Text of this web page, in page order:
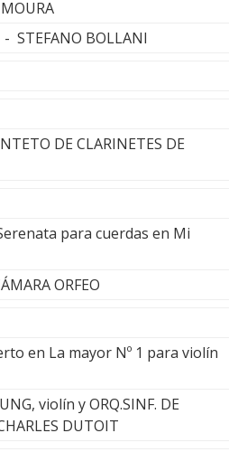
STEFANO BOLLANI
DE CLARINETES DE
para cuerdas en Mi
ORFEO
en La mayor Nº 1 para violín
violín y ORQ.SINF. DE
DUTOIT